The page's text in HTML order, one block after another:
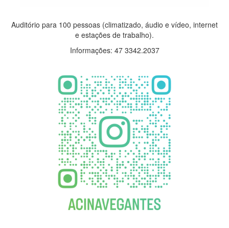
Auditório para 100 pessoas (climatizado, áudio e vídeo, internet
e estações de trabalho).
Informações: 47 3342.2037